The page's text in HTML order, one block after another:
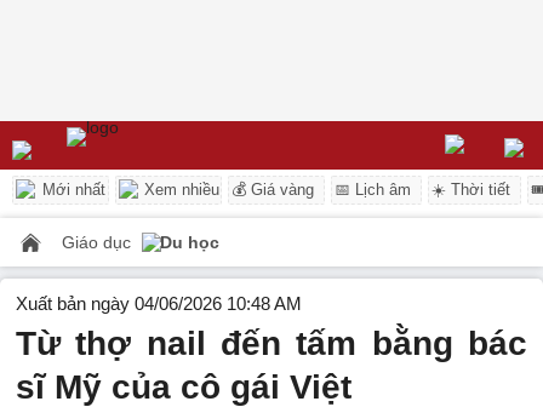
Mới nhất Xem nhiều 💰 Giá vàng 📅 Lịch âm ☀️ Thời tiết
Giáo dục Du học
Xuất bản ngày 04/06/2026 10:48 AM
Từ thợ nail đến tấm bằng bác
sĩ Mỹ của cô gái Việt